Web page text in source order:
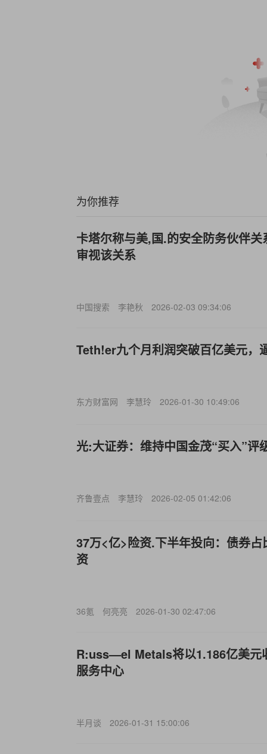
为你推荐
卡塔尔称与美,国.的安全防务伙伴
审视该关系
中国搜索 李艳秋 2026-02-03 09:34:06
Teth!er九个月利润突破百亿美元，
东方财富网 李慧玲 2026-01-30 10:49:06
光:大证券：维持中国金茂“买入”评
齐鲁壹点 李慧玲 2026-02-05 01:42:06
37万<亿>险资.下半年投向：债券
资
36氪 何亮亮 2026-01-30 02:47:06
R:uss—el Metals将以1.186亿美元
服务中心
半月谈 2026-01-31 15:00:06